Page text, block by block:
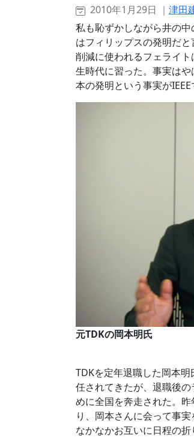
2010年1月29日 ｜ 津田
私も恥ずかしながら井の
はフィリップスの発明だ
削減に使われるフェライ
生時代に習った。事実は
本の発明という事実が
元TDKの岡本明氏
TDKを定年退職した岡本
任されてきたが、退職後
めに全国を奔走された。
り、岡本さんに会って事
なかなかお互いに日程の